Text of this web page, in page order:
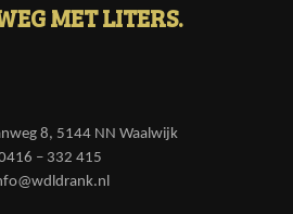
MET LITERS.
8, 5144 NN Waalwijk
– 332 415